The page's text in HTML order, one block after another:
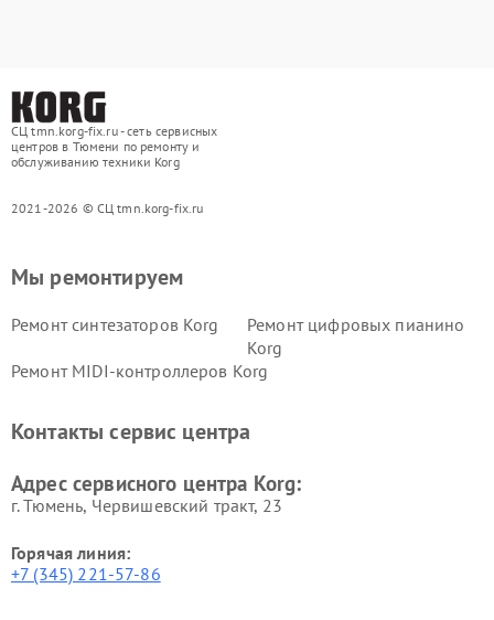
СЦ tmn.korg-fix.ru - сеть сервисных
центров в Тюмени по ремонту и
обслуживанию техники Korg
2021-2026 © СЦ tmn.korg-fix.ru
Мы ремонтируем
Ремонт синтезаторов Korg
Ремонт цифровых пианино
Korg
Ремонт MIDI-контроллеров Korg
Контакты сервис центра
Адрес сервисного центра Korg:
г. Тюмень, ​Червишевский тракт, 23
Горячая линия:
+7 (345) 221-57-86